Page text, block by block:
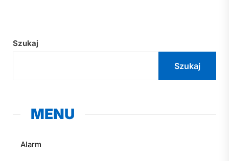
Szukaj
Szukaj
MENU
Alarm